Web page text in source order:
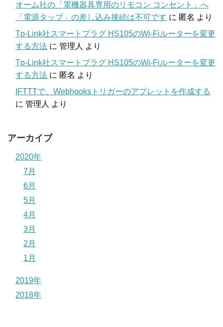
オーム社の「電機器具専用のリモコン コンセント」へ
「電源タップ」の差し込み接続は不可です に 匿名 より
Tp-Link社スマートプラグ HS105のWi-Fiルーターを変更
する方法 に 管理人 より
Tp-Link社スマートプラグ HS105のWi-Fiルーターを変更
する方法 に 匿名 より
IFTTTで、Webhooksトリガーのアプレットを作成する
に 管理人 より
アーカイブ
2020年
7月
6月
5月
4月
3月
2月
1月
2019年
2018年